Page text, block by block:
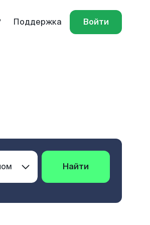
Поддержка Войти
Найти